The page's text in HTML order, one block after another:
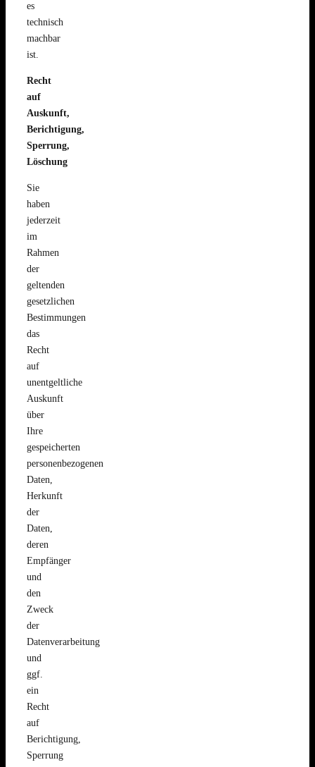
es
technisch
machbar
ist.
Recht
auf
Auskunft,
Berichtigung,
Sperrung,
Löschung
Sie
haben
jederzeit
im
Rahmen
der
geltenden
gesetzlichen
Bestimmungen
das
Recht
auf
unentgeltliche
Auskunft
über
Ihre
gespeicherten
personenbezogenen
Daten,
Herkunft
der
Daten,
deren
Empfänger
und
den
Zweck
der
Datenverarbeitung
und
ggf.
ein
Recht
auf
Berichtigung,
Sperrung